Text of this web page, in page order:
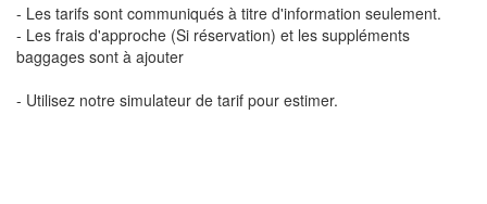
- Les tarifs sont communiqués à titre d'information seulement.
- Les frais d'approche (Si réservation) et les suppléments
baggages sont à ajouter
- Utilisez notre simulateur de tarif pour estimer.